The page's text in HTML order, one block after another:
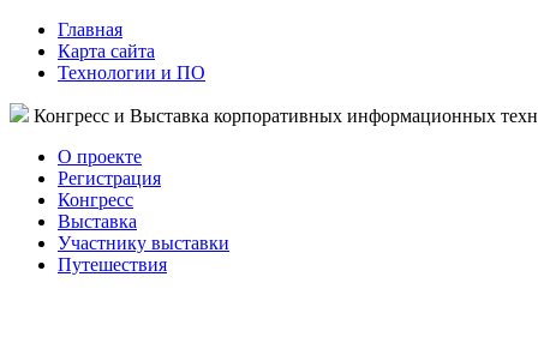
Главная
Карта сайта
Технологии и ПО
Конгресс и Выставка корпоративных информационных
О проекте
Регистрация
Конгресс
Выставка
Участнику выставки
Путешествия